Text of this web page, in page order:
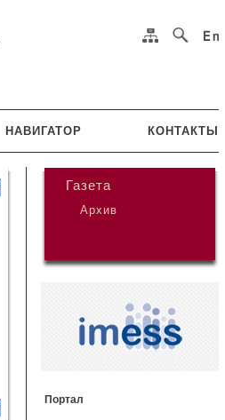
НАВИГАТОР КОНТАКТЫ
Газета
Архив
Портал